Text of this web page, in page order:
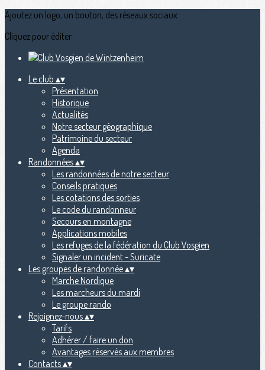
Ajoutez un logo, un bouton, des réseaux sociaux
Cliquez pour éditer
Le club ▴▾
Présentation
Historique
Actualités
Notre secteur géographique
Patrimoine du secteur
Agenda
Randonnées▴▾
Les randonnées de notre secteur
Conseils pratiques
Les cotations des sorties
Le code du randonneur
Secours en montagne
Applications mobiles
Les refuges de la fédération du Club Vosgien
Signaler un incident - Suricate
Les groupes de randonnée▴▾
Marche Nordique
Les marcheurs du mardi
Le groupe rando
Rejoignez-nous▴▾
Tarifs
Adhérer / faire un don
Avantages réservés aux membres
Contacts▴▾